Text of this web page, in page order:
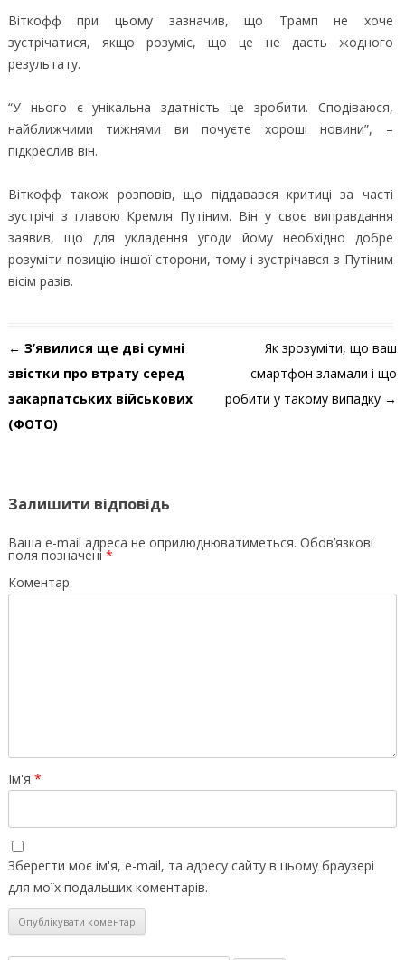
Віткофф при цьому зазначив, що Трамп не хоче
зустрічатися, якщо розуміє, що це не дасть жодного
результату.
“У нього є унікальна здатність це зробити. Сподіваюся,
найближчими тижнями ви почуєте хороші новини”, –
підкреслив він.
Віткофф також розповів, що піддавався критиці за часті
зустрічі з главою Кремля Путіним. Він у своє виправдання
заявив, що для укладення угоди йому необхідно добре
розуміти позицію іншої сторони, тому і зустрічався з Путіним
вісім разів.
Навігація по запису
← З’явилися ще дві сумні
звістки про втрату серед
закарпатських військових
(ФОТО)
Як зрозуміти, що ваш
смартфон зламали і що
робити у такому випадку →
Залишити відповідь
Ваша e-mail адреса не оприлюднюватиметься. Обов’язкові
поля позначені *
Коментар
Ім'я *
Зберегти моє ім'я, e-mail, та адресу сайту в цьому браузері
для моїх подальших коментарів.